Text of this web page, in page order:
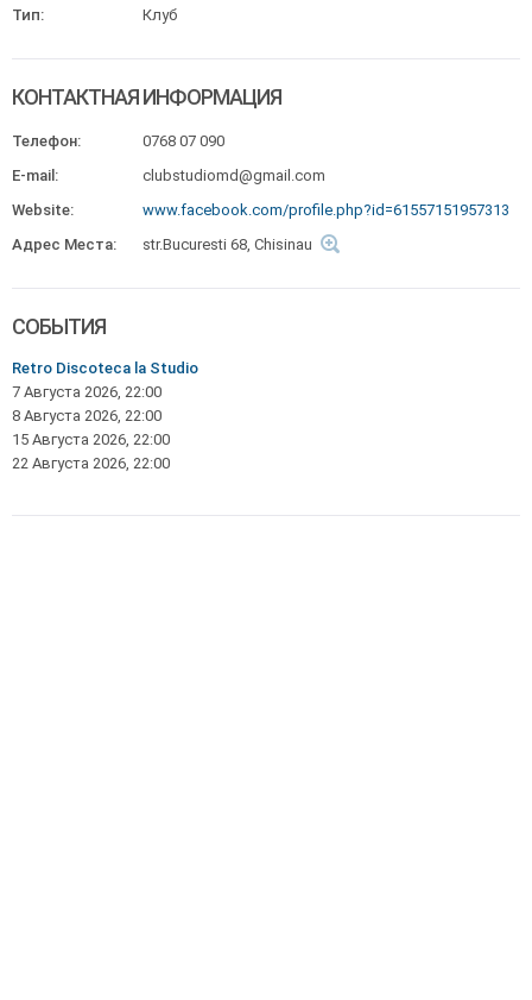
Тип: Клуб
КОНТАКТНАЯ ИНФОРМАЦИЯ
Телефон:
0768 07 090
E-mail:
clubstudiomd@gmail.com
Website:
www.facebook.com/profile.php?id=61557151957313
Адрес Места:
str.Bucuresti 68, Chisinau
СОБЫТИЯ
Retro Discoteca la Studio
7 Августа 2026, 22:00
8 Августа 2026, 22:00
15 Августа 2026, 22:00
22 Августа 2026, 22:00